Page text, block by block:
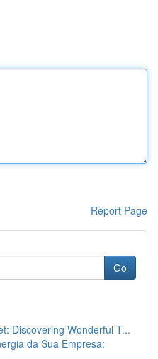
Report Page
Go
Discovering Wonderful T...
da Sua Empresa: